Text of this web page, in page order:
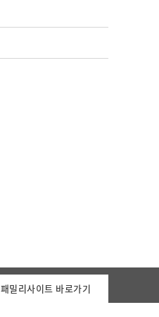
패밀리사이트 바로가기